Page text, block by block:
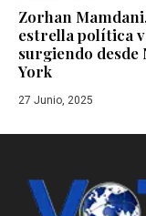
Zorhan
estrella política
surgiendo desde
York
27 Junio, 2025